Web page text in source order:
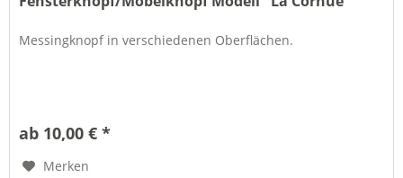
Messingknopf in verschiedenen Oberflächen.
ab 10,00 € *
Merken